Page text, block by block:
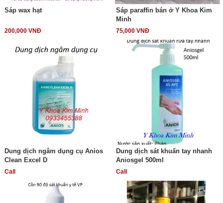
Sáp wax hạt
200,000 VNĐ
Sáp paraffin bán ở Y Khoa Kim
Minh
75,000 VNĐ
Dung dịch ngâm dụng cụ Anios
Clean Excel D
Call
Dung dịch sát khuẩn tay nhanh
Aniosgel 500ml
Call